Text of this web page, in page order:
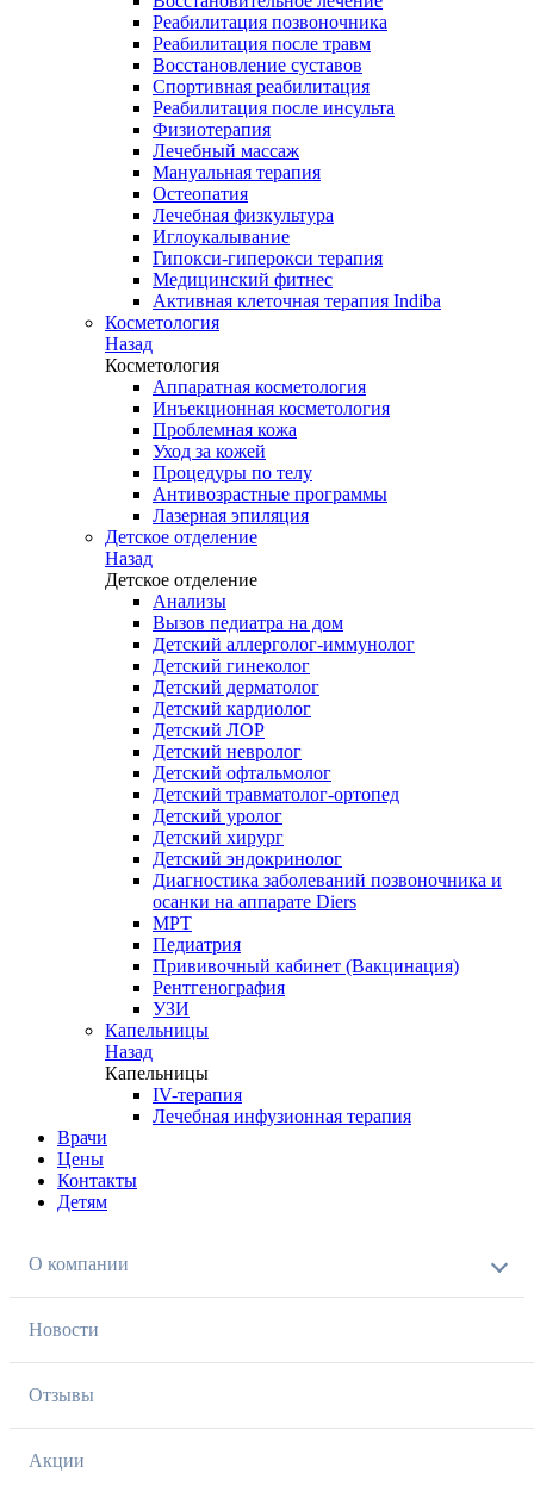
Реабилитация позвоночника
Реабилитация после травм
Восстановление суставов
Спортивная реабилитация
Реабилитация после инсульта
Физиотерапия
Лечебный массаж
Мануальная терапия
Остеопатия
Лечебная физкультура
Иглоукалывание
Гипокси-гиперокси терапия
Медицинский фитнес
Активная клеточная терапия Indiba
Косметология
Назад
Косметология
Аппаратная косметология
Инъекционная косметология
Проблемная кожа
Уход за кожей
Процедуры по телу
Антивозрастные программы
Лазерная эпиляция
Детское отделение
Назад
Детское отделение
Анализы
Вызов педиатра на дом
Детский аллерголог-иммунолог
Детский гинеколог
Детский дерматолог
Детский кардиолог
Детский ЛОР
Детский невролог
Детский офтальмолог
Детский травматолог-ортопед
Детский уролог
Детский хирург
Детский эндокринолог
Диагностика заболеваний позвоночника и
осанки на аппарате Diers
МРТ
Педиатрия
Прививочный кабинет (Вакцинация)
Рентгенография
УЗИ
Капельницы
Назад
Капельницы
IV-терапия
Лечебная инфузионная терапия
Врачи
Цены
Контакты
Детям
О компании
Новости
Отзывы
Акции